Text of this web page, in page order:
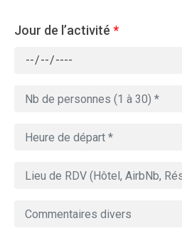
Jour de l’activité *